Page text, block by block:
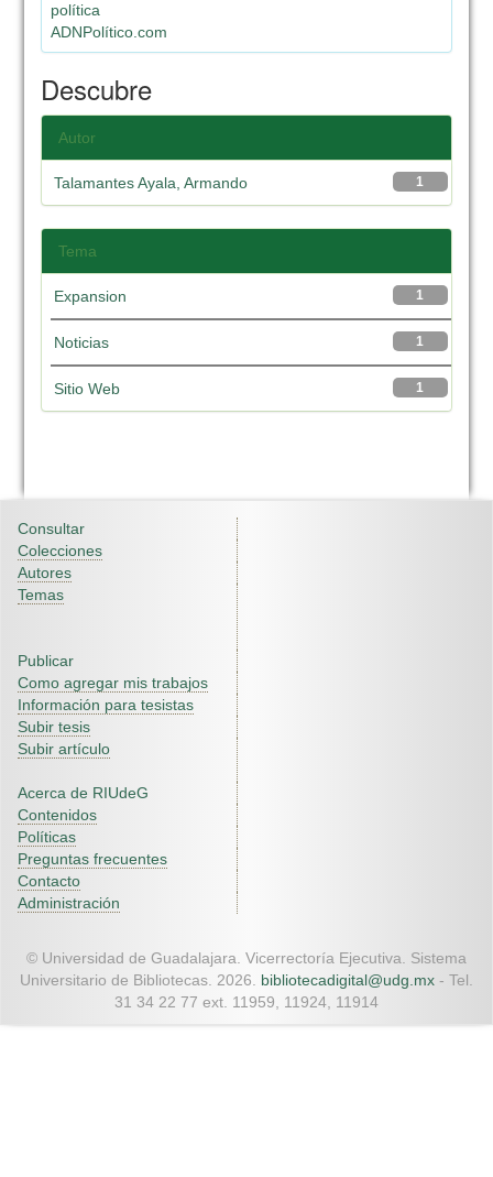
política
ADNPolítico.com
Descubre
Autor
1
Talamantes Ayala, Armando
Tema
1
Expansion
1
Noticias
1
Sitio Web
Consultar
Colecciones
Autores
Temas
Publicar
Como agregar mis trabajos
Información para tesistas
Subir tesis
Subir artículo
Acerca de RIUdeG
Contenidos
Políticas
Preguntas frecuentes
Contacto
Administración
© Universidad de Guadalajara. Vicerrectoría Ejecutiva. Sistema
Universitario de Bibliotecas. 2026. bibliotecadigital@udg.mx - Tel.
31 34 22 77 ext. 11959, 11924, 11914